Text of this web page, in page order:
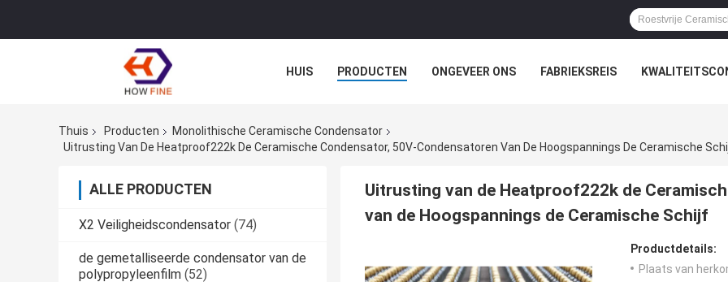
HUIS PRODUCTEN ONGEVEER ONS FABRIEKSREIS
Thuis Producten
Monolithische Ceramische Condensator
Uitrusting Van De Heatproof222k De Ceramische Condensator, 50V-Condensatoren Van De Hoogspannings De Ceramische
ALLE PRODUCTEN
X2 Veiligheidscondensator (74)
de gemetalliseerde condensator van de
polypropyleenfilm (52)
Uitrusting van de Heatproof222k de
van de Hoogspannings de Ceramische Schijf
Productdetails:
Plaats van